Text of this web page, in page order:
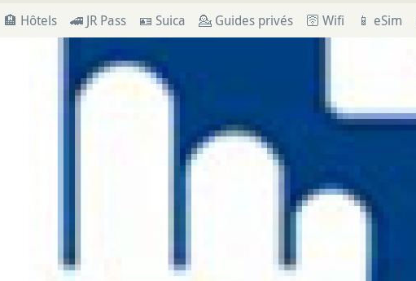
🏨 Hôtels 🚄 JR Pass 🪪 Suica 💁 Guides privés 🛜 Wifi 📱 eSim